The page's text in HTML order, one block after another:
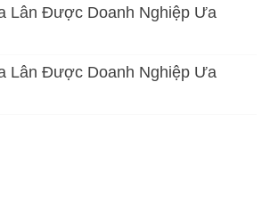
Lân Được Doanh Nghiệp Ưa
Lân Được Doanh Nghiệp Ưa